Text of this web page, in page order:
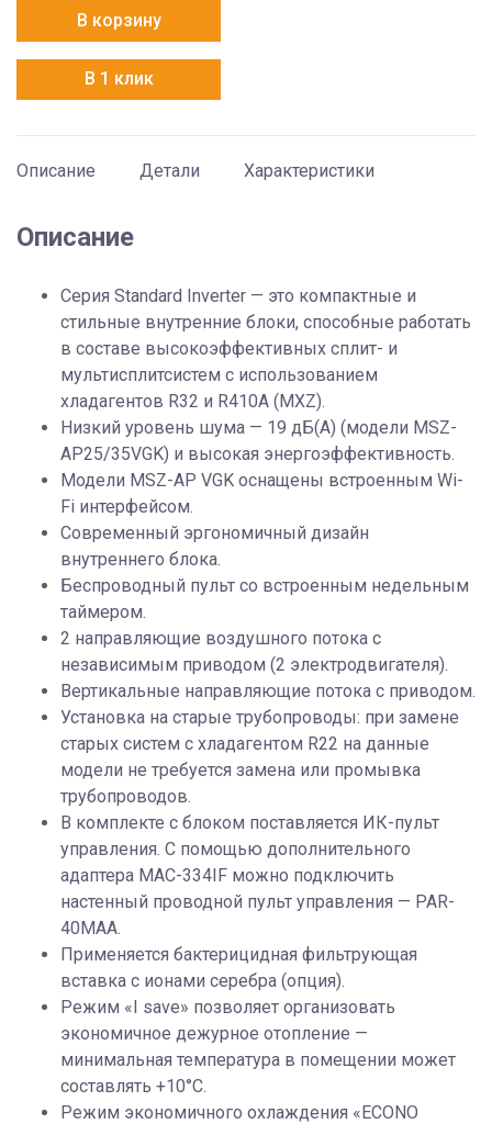
Mitsubishi
Electric
MSZ-
AP42VGK
В корзину
В 1 клик
Описание Детали Характеристики
Описание
Серия Standard Inverter — это компактные и
стильные внутренние блоки, способные работать
в составе высокоэффективных сплит- и
мультисплитсистем с использованием
хладагентов R32 и R410A (MXZ).
Низкий уровень шума — 19 дБ(А) (модели MSZ-
AP25/35VGK) и высокая энергоэффективность.
Модели MSZ-AP VGK оснащены встроенным Wi-
Fi интерфейсом.
Современный эргономичный дизайн
внутреннего блока.
Беспроводный пульт со встроенным недельным
таймером.
2 направляющие воздушного потока с
независимым приводом (2 электродвигателя).
Вертикальные направляющие потока с приводом.
Установка на старые трубопроводы: при замене
старых систем с хладагентом R22 на данные
модели не требуется замена или промывка
трубопроводов.
В комплекте с блоком поставляется ИК-пульт
управления. С помощью дополнительного
адаптера MAC-334IF можно подключить
настенный проводной пульт управления — PAR-
40MAA.
Применяется бактерицидная фильтрующая
вставка с ионами серебра (опция).
Режим «I save» позволяет организовать
экономичное дежурное отопление —
минимальная температура в помещении может
составлять +10°С.
Режим экономичного охлаждения «ECONO